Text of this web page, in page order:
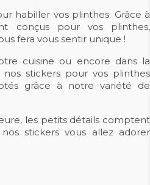
habiller vos plinthes. Grâce à
conçus pour vos plinthes,
fera vous sentir unique !
cuisine ou encore dans la
stickers pour vos plinthes
grâce à notre variété de
les petits détails comptent
stickers vous allez adorer